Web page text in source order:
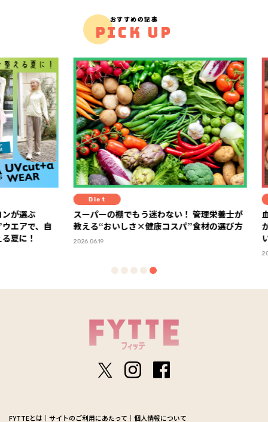
おすすめの記事
PICK UP
、自
Diet
スーパーの棚でもう迷わない！ 管理栄養士が
教える“おいしさ×健康コスパ”食材の選び方
2026.06.19
Diet
血糖値
が教え
い”体
2026.06.23
FYTTEとは サイトのご利用にあたって 個人情報について